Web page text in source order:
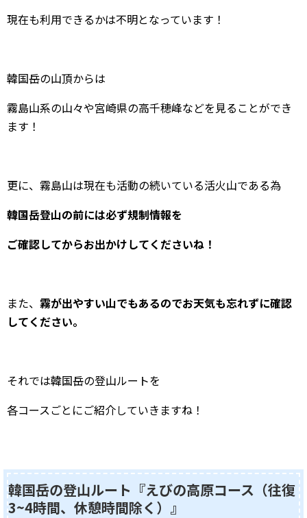
現在も利用できるかは不明となっています！
韓国岳の山頂からは
霧島山系の山々や宮崎県の高千穂峰などを見ることができ
ます！
更に、霧島山は現在も活動の続いている活火山である為
韓国岳登山の前には必ず規制情報を
ご確認してからお出かけしてくださいね！
また、 霧が出やすい山でもあるのでお天気も忘れずに確認
してください。
それでは韓国岳の登山ルートを
各コースごとにご紹介していきますね！
韓国岳の登山ルート『えびの高原コース（往復
3~4時間、休憩時間除く）』